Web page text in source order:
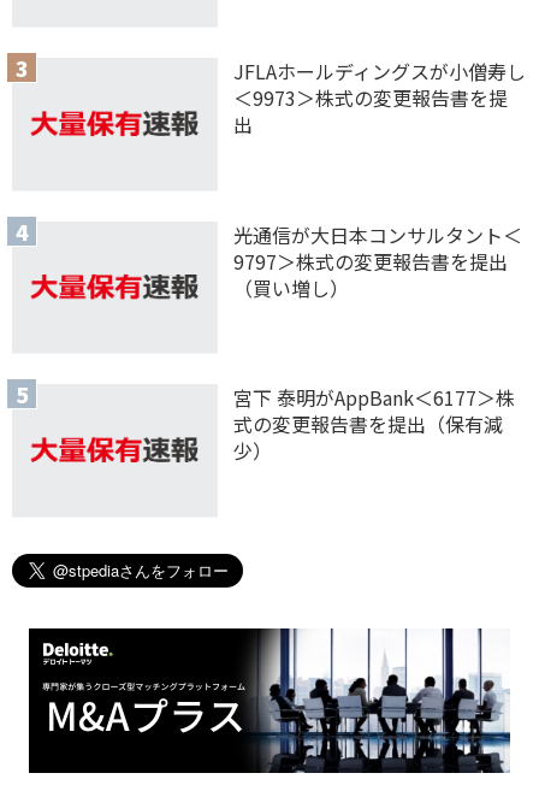
JFLAホールディングスが小僧寿し
＜9973＞株式の変更報告書を提
出
光通信が大日本コンサルタント＜
9797＞株式の変更報告書を提出
（買い増し）
宮下 泰明がAppBank＜6177＞株
式の変更報告書を提出（保有減
少）